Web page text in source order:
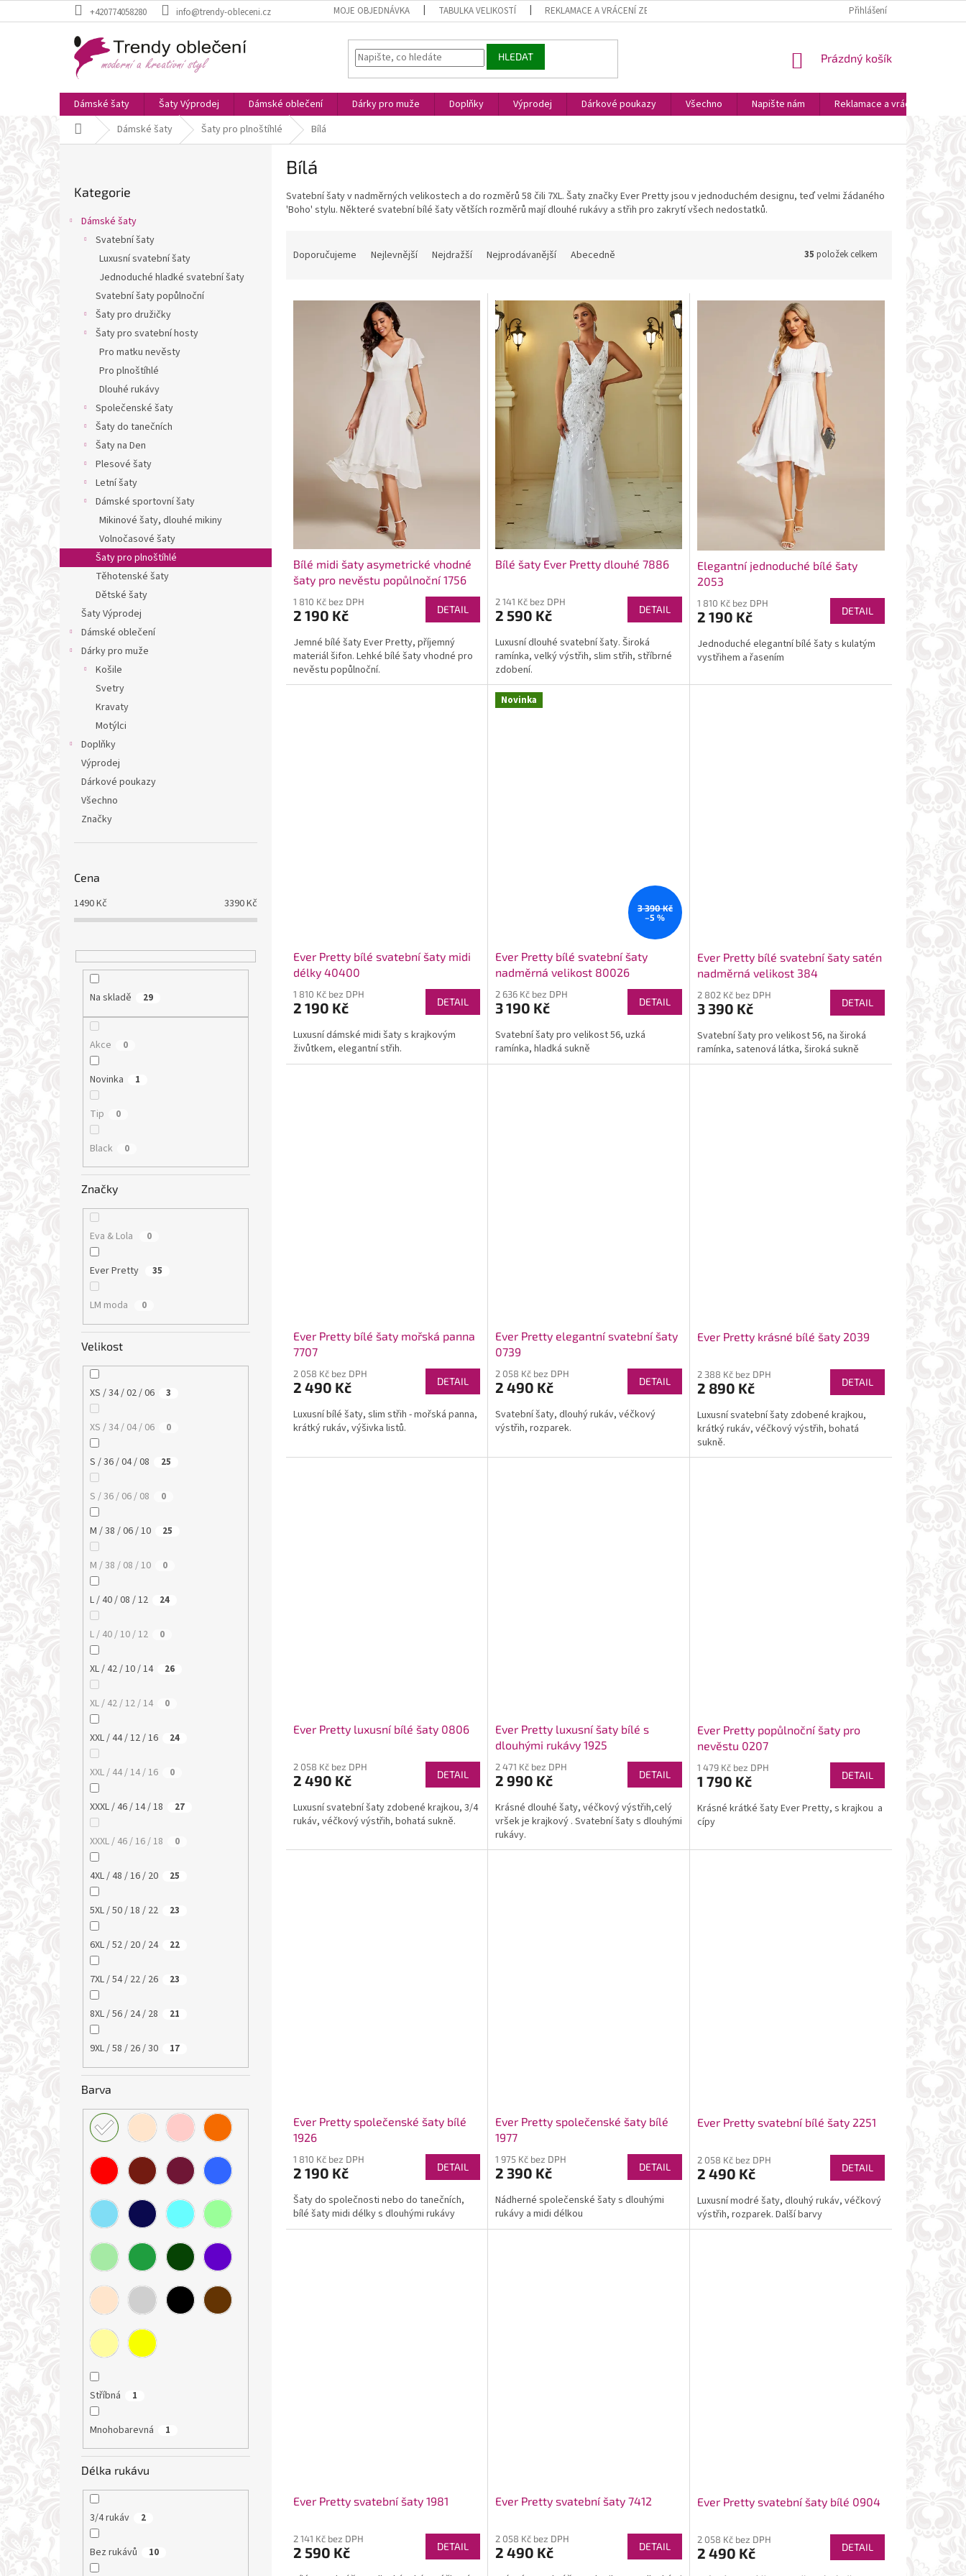
na
+420774058280 info@trendy-obleceni.cz MOJE OBJEDNÁVKA TABULKA VELIKOSTÍ REKLAMACE A VRÁCENÍ ZBOŽÍ OSOBNÍ VYZVEDNUTÍ
Přihlášení
HLEDAT
NÁKUPNÍ
Prázdný košík
Dámské šaty Šaty Výprodej Dámské oblečení Dárky pro muže Doplňky Výprodej Dárkové poukazy Všechno Napište nám
Reklamace a vrácení zboží
Domů Dámské šaty Šaty pro plnoštíhlé Bílá
kategorie
Kategorie
Dámské šaty
Svatební šaty
Luxusní svatební šaty
Jednoduché hladké svatební šaty
Svatební šaty popůlnoční
Šaty pro družičky
Šaty pro svatební hosty
Pro matku nevěsty
Pro plnoštíhlé
Dlouhé rukávy
Společenské šaty
Šaty do tanečních
Šaty na Den
Plesové šaty
Letní šaty
Dámské sportovní šaty
Mikinové šaty, dlouhé mikiny
Volnočasové šaty
Šaty pro plnoštíhlé
Těhotenské šaty
Dětské šaty
Šaty Výprodej
Dámské oblečení
Dárky pro muže
Košile
Svetry
Kravaty
Motýlci
Doplňky
Výprodej
Dárkové poukazy
Všechno
Značky
Cena
1490Kč 3390Kč
Na skladě 29
Akce 0
Novinka 1
Tip 0
Black 0
Značky
Eva & Lola 0
Ever Pretty 35
LM moda 0
Velikost
XS / 34 / 02 / 06 3
XS / 34 / 04 / 06 0
S / 36 / 04 / 08 25
S / 36 / 06 / 08 0
M / 38 / 06 / 10 25
M / 38 / 08 / 10 0
L / 40 / 08 / 12 24
L / 40 / 10 / 12 0
XL / 42 / 10 / 14 26
XL / 42 / 12 / 14 0
XXL / 44 / 12 / 16 24
XXL / 44 / 14 / 16 0
XXXL / 46 / 14 / 18 27
XXXL / 46 / 16 / 18 0
4XL / 48 / 16 / 20 25
5XL / 50 / 18 / 22 23
6XL / 52 / 20 / 24 22
7XL / 54 / 22 / 26 23
8XL / 56 / 24 / 28 21
9XL / 58 / 26 / 30 17
Barva
Stříbná 1
Mnohobarevná 1
Délka rukávu
3/4 rukáv 2
Bez rukávů 10
Bílá
Svatební šaty v nadměrných velikostech a do rozměrů 58 čili 7XL. Šaty značky Ever Pretty jsou v jednoduchém designu, teď velmi žádaného
'Boho' stylu. Některé svatební bílé šaty větších rozměrů mají dlouhé rukávy a střih pro zakrytí všech nedostatků.
n
Doporučujeme Nejlevnější Nejdražší Nejprodávanější Abecedně 35 položek celkem
V
Bílé midi šaty asymetrické vhodné
šaty pro nevěstu popůlnoční 1756
1 810 Kč bez DPH
2 190 Kč DETAIL
Jemné bílé šaty Ever Pretty, příjemný
materiál šifon. Lehké bílé šaty vhodné pro
nevěstu popůlnoční.
Bílé šaty Ever Pretty dlouhé 7886
2 141 Kč bez DPH
2 590 Kč DETAIL
Luxusní dlouhé svatební šaty. Široká
ramínka, velký výstřih, slim střih, stříbrné
zdobení.
Elegantní jednoduché bílé šaty
2053
1 810 Kč bez DPH
2 190 Kč DETAIL
Jednoduché elegantní bílé šaty s kulatým
vystřihem a řasením
Ever Pretty bílé svatební šaty midi
délky 40400
1 810 Kč bez DPH
2 190 Kč DETAIL
Luxusní dámské midi šaty s krajkovým
živůtkem, elegantní střih.
Novinka
3 390 Kč
–5 %
Ever Pretty bílé svatební šaty
nadměrná velikost 80026
2 636 Kč bez DPH
3 190 Kč DETAIL
Svatební šaty pro velikost 56, uzká
ramínka, hladká sukně
Ever Pretty bílé svatební šaty satén
nadměrná velikost 384
2 802 Kč bez DPH
3 390 Kč DETAIL
Svatební šaty pro velikost 56, na široká
ramínka, satenová látka, široká sukně
Ever Pretty bílé šaty mořská panna
7707
2 058 Kč bez DPH
2 490 Kč DETAIL
Luxusní bílé šaty, slim střih - mořská panna,
krátký rukáv, výšivka listů.
Ever Pretty elegantní svatební šaty
0739
2 058 Kč bez DPH
2 490 Kč DETAIL
Svatební šaty, dlouhý rukáv, véčkový
výstřih, rozparek.
Ever Pretty krásné bílé šaty 2039
2 388 Kč bez DPH
2 890 Kč DETAIL
Luxusní svatební šaty zdobené krajkou,
krátký rukáv, véčkový výstřih, bohatá
sukně.
Ever Pretty luxusní bílé šaty 0806
2 058 Kč bez DPH
2 490 Kč DETAIL
Luxusní svatební šaty zdobené krajkou, 3/4
rukáv, véčkový výstřih, bohatá sukně.
Ever Pretty luxusní šaty bílé s
dlouhými rukávy 1925
2 471 Kč bez DPH
2 990 Kč DETAIL
Krásné dlouhé šaty, véčkový výstřih,celý
vršek je krajkový . Svatební šaty s dlouhými
rukávy.
Ever Pretty popůlnoční šaty pro
nevěstu 0207
1 479 Kč bez DPH
1 790 Kč DETAIL
Krásné krátké šaty Ever Pretty, s krajkou a
cípy
Ever Pretty společenské šaty bílé
1926
1 810 Kč bez DPH
2 190 Kč DETAIL
Šaty do společnosti nebo do tanečních,
bílé šaty midi délky s dlouhými rukávy
Ever Pretty společenské šaty bílé
1977
1 975 Kč bez DPH
2 390 Kč DETAIL
Nádherné společenské šaty s dlouhými
rukávy a midi délkou
Ever Pretty svatební bílé šaty 2251
2 058 Kč bez DPH
2 490 Kč DETAIL
Luxusní modré šaty, dlouhý rukáv, véčkový
výstřih, rozparek. Další barvy
Ever Pretty svatební šaty 1981
2 141 Kč bez DPH
2 590 Kč DETAIL
Ever Pretty svatební šaty 7412
2 058 Kč bez DPH
2 490 Kč DETAIL
Ever Pretty svatební šaty bílé 0904
2 058 Kč bez DPH
2 490 Kč DETAIL